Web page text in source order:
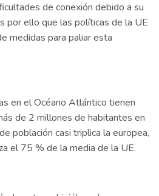
de conexión debido a su
por ello que las políticas de la UE
medidas para paliar esta
en el Océano Atlántico tienen
de 2 millones de habitantes en
población casi triplica la europea,
el 75 % de la media de la UE.